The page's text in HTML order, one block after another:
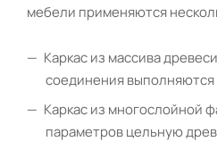
мебели применяются
Каркас из массива
соединения выполняются
Каркас из многослойной
параметров цельную